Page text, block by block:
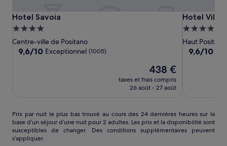
Hotel
Savoia
Hotel
Savoia
Hotel Savoia
Hotel Savoia
Hébergement
4.0 étoiles
Centre-ville de Positano
9.6
9,6/10 Exceptionnel (1005)
Le
nouveau
prix
438 €
438 €
taxes et frais compris
26 août - 27 août
Hotel
Villa
Gabrisa
Hotel Villa
Hotel Villa
4.0 étoiles
Haut Positano
9.6
9,6/10
Prix
par
nuit
le
Prix par nuit le plus bas trouvé au cours des 24 dernières heures sur la
base d’un séjour d’une nuit pour 2 adultes. Les prix et la disponibilité sont
susceptibles de changer. Des conditions supplémentaires peuvent
s’appliquer.